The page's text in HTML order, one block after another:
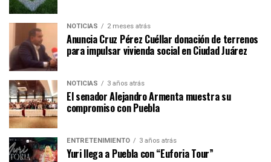
NOTICIAS 2 meses atrás
Anuncia Cruz Pérez Cuéllar donación de terrenos
para impulsar vivienda social en Ciudad Juárez
NOTICIAS 3 años atrás
El senador Alejandro Armenta muestra su
compromiso con Puebla
ENTRETENIMIENTO 3 años atrás
Yuri llega a Puebla con “Euforia Tour”